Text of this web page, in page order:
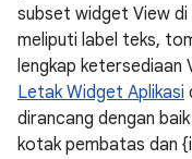
subset widget View di
meliputi label teks,
lengkap ketersediaan
Letak Widget Aplikasi
dirancang dengan
kotak pembatas dan